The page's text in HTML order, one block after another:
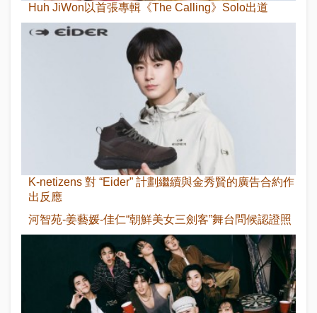
Huh JiWon以首張專輯《The Calling》Solo出道
K-netizens 對 “Eider” 計劃繼續與金秀賢的廣告合約作
出反應
河智苑-姜藝媛-佳仁“朝鮮美女三劍客”舞台問候認證照